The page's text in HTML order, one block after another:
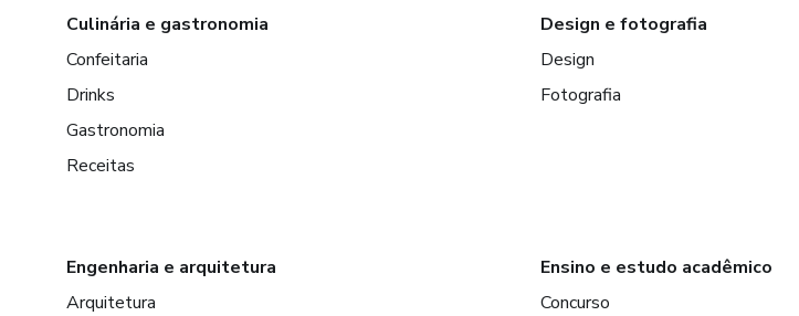
Culinária e gastronomia
Confeitaria
Drinks
Gastronomia
Receitas
Design e fotografia
Design
Fotografia
Engenharia e arquitetura
Arquitetura
Ensino e estudo acadêmico
Concurso